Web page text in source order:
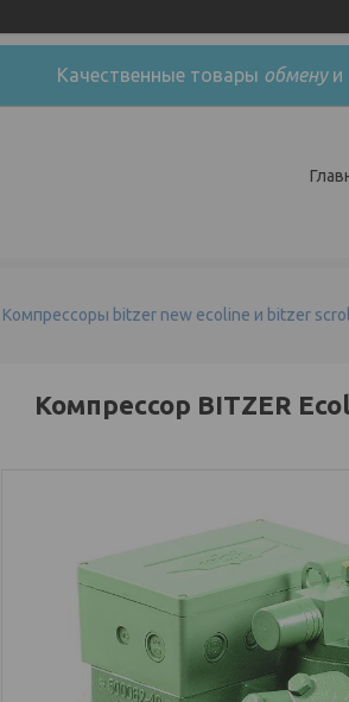
Качественные товары обменуи
Компрессоры bitzer new ecoline и bitzer
Компрессор BITZER